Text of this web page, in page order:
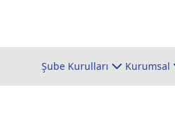
Şube Kurulları Kurumsal